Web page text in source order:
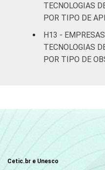
Fonte: CGI.br/
Estudos para o
Sociedade da
Pesquisa sobre o
TECNOLOGIAS
POR TIPO DE
H13 -
TECNOLOGIAS
POR TIPO DE
Cetic.br e Unesco